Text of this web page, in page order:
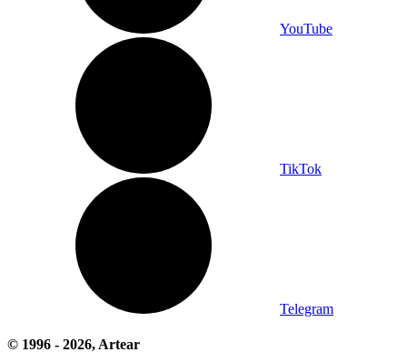
YouTube
TikTok
Telegram
© 1996 - 2026, Artear